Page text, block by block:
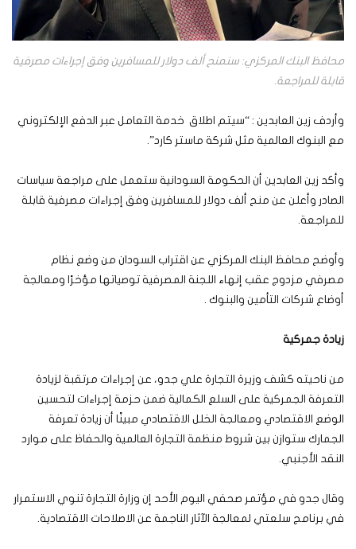
محافظ البنك المركزي: سنمنح ألف دولار للمسافرين وفق إجراءات مصرفية
قابلة للمراجعة.
وأردف زين العابدين : “سيتم اطلاق خدمة التعامل عبر الدفع الإلكتروني
مع البنوك العالمية مثل شركة ماستر كارد”.
وأكد زين العابدين أن الحكومة السودانية ستعمل على مراجعة سياسات
الصادر وأعلن عن منح ألف دولار للمسافرين وفق إجراءات مصرفية قابلة
للمراجعة.
وأوضح محافظ البنك المركزي عن اقتراب السودان من وضع نظام
مصرفي مزدوج عقب إنهاء اللجنة المصرفية توصياتها مؤخرًا ومعالجة
أوضاع شركات التأمين والبنوك .
زيادة جمركية
من ناحيته كشف وزيرة التجارة علي جدو، عن إجراءات مرتقبة لزيادة
التعرفة الجمركية على السلع الكمالية ضمن حزمة إجراءات لتحسين
الوضع الاقتصادي ومعالجة الخلل الاقتصادي مبينًا أن زيادة تعرفة
الجمارك ستوازن بين شروط منظمة التجارة العالمية والحفاظ على موارد
النقد الأجنبي.
وقال جدو في مؤتمر صحفي اليوم الأحد إن وزارة التجارة تنوي الاستمرار
في برنامج سلعتي لمعالجة الآثار الناجمة عن الاصلاحات الاقتصادية.